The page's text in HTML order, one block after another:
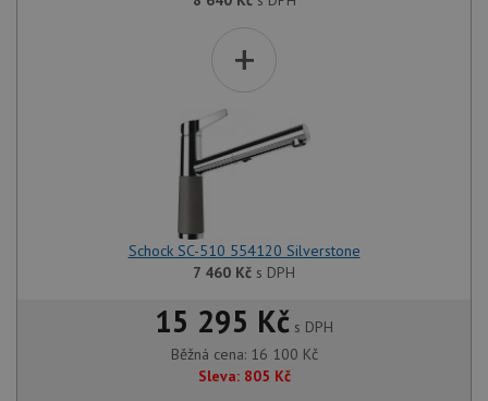
+
Schock SC-510 554120 Silverstone
7 460 Kč s DPH
15 295 Kč s DPH
Běžná cena: 16 100 Kč
Sleva: 805 Kč